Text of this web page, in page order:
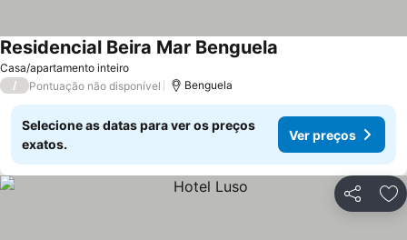
Casa/apartamento inteiro
Residencial Beira Mar Benguela
/ Pontuação não disponível Benguela
Selecione as datas para ver os preços
exatos.
Ver preços
Partilhar